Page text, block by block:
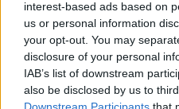
interest-based ads based on
us or personal information
your opt-out. You may
disclosure of your personal
IAB’s list of downstream
also be disclosed by us to
Downstream Participants that
διαπράξει ποτέ του
Στο πόρισμα της
Νομιμοποίησης
Δραστηριότητες